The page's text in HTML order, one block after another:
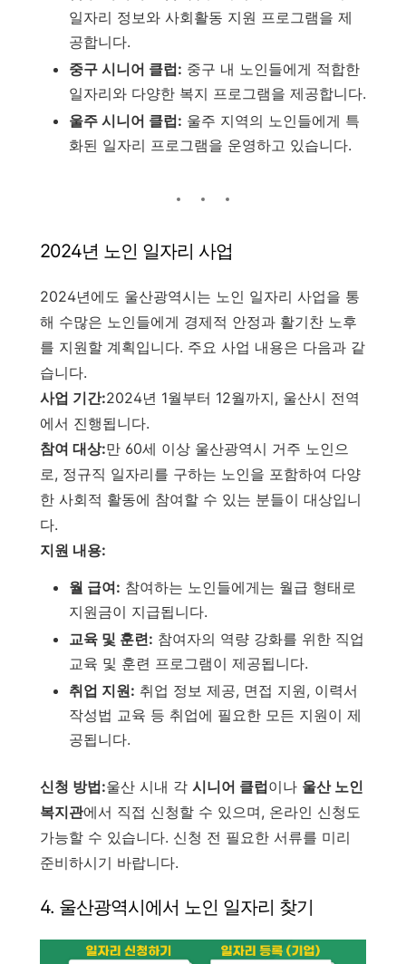
일자리 정보와 사회활동 지원 프로그램을 제
공합니다.
중구 시니어 클럽: 중구 내 노인들에게 적합한
일자리와 다양한 복지 프로그램을 제공합니다.
울주 시니어 클럽: 울주 지역의 노인들에게 특
화된 일자리 프로그램을 운영하고 있습니다.
2024년 노인 일자리 사업
2024년에도 울산광역시는 노인 일자리 사업을 통
해 수많은 노인들에게 경제적 안정과 활기찬 노후
를 지원할 계획입니다. 주요 사업 내용은 다음과 같
습니다.
사업 기간:2024년 1월부터 12월까지, 울산시 전역
에서 진행됩니다.
참여 대상:만 60세 이상 울산광역시 거주 노인으
로, 정규직 일자리를 구하는 노인을 포함하여 다양
한 사회적 활동에 참여할 수 있는 분들이 대상입니
다.
지원 내용:
월 급여: 참여하는 노인들에게는 월급 형태로
지원금이 지급됩니다.
교육 및 훈련: 참여자의 역량 강화를 위한 직업
교육 및 훈련 프로그램이 제공됩니다.
취업 지원: 취업 정보 제공, 면접 지원, 이력서
작성법 교육 등 취업에 필요한 모든 지원이 제
공됩니다.
신청 방법:울산 시내 각 시니어 클럽이나 울산 노인
복지관에서 직접 신청할 수 있으며, 온라인 신청도
가능할 수 있습니다. 신청 전 필요한 서류를 미리
준비하시기 바랍니다.
4. 울산광역시에서 노인 일자리 찾기